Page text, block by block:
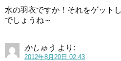
水の羽衣ですか！それをゲット
でしょうね～
かしゅう より:
2012年8月20日 02:43